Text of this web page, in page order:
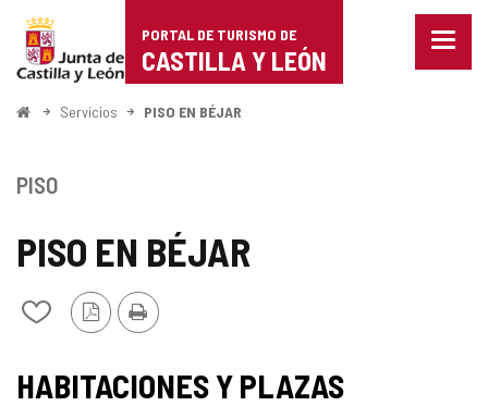
Portal
de
Turismo
Castilla
León
PORTAL DE TURISMO DE
CASTILLA Y LEÓN
Menu
InicioServicios PISO EN BÉJAR
PISO EN BÉJAR
Añadir/quitar
cuadernos
Versión
PDF
Imprimir
PISO
HABITACIONES Y PLAZAS